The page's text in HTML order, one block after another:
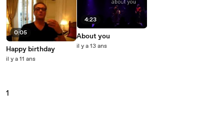
0:05
Happy birthday
il y a 11 ans
4:23
About you
il y a 13 ans
1